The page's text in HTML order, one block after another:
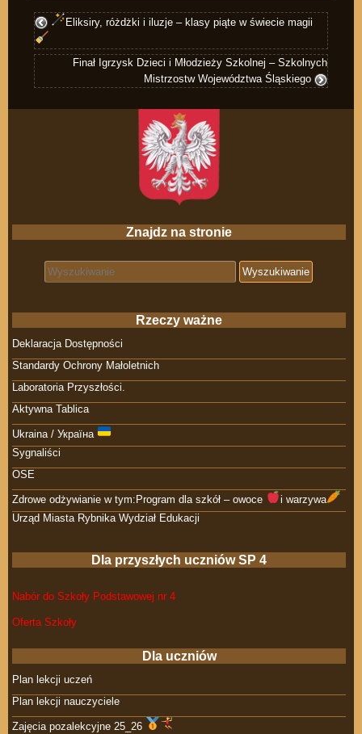
Eliksiry, różdżki i iluzje – klasy piąte w świecie magii
Finał Igrzysk Dzieci i Młodzieży Szkolnej – Szkolnych
Mistrzostw Województwa Śląskiego
Znajdz na stronie
Search for:
Rzeczy ważne
Deklaracja Dostępności
Standardy Ochrony Małoletnich
Laboratoria Przyszłości.
Aktywna Tablica
Ukraina / Україна
Sygnaliści
OSE
Zdrowe odżywianie w tym:Program dla szkół – owoce
i warzywa
Urząd Miasta Rybnika Wydział Edukacji
Dla przyszłych uczniów SP 4
Nabór do Szkoły Podstawowej nr 4
Oferta Szkoły
Dla uczniów
Plan lekcji uczeń
Plan lekcji nauczyciele
Zajęcia pozalekcyjne 25_26